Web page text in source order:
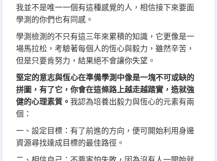
我並不是唯一一個有這種感覺的人，相信接下來要面
學測的你們也有同感 。
學測檢測的不只有這三年來累積的知識，它更像是一
場馬拉松，考驗著每個人的恆心與毅力，雖然辛苦，
但是只要肯努力，結果絕不會讓你失望。
堅定的意志與恆心在準備學測中像是一塊不可或缺的
拼圖，有了它，你會在這條路上越走越踏實，造就強
健的心理素質。 我認為培養出毅力與恆心的元素有兩
個：
一 、 設定目標：有了前進的方向，便可開始利用身邊
資源尋找達成目標的最佳路徑。